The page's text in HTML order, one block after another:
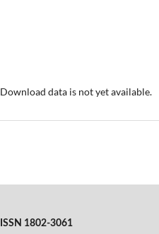
Download data is not yet available.
ISSN 1802-3061